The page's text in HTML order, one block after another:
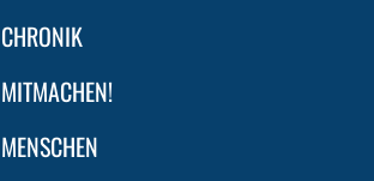
CHRONIK
MITMACHEN!
MENSCHEN